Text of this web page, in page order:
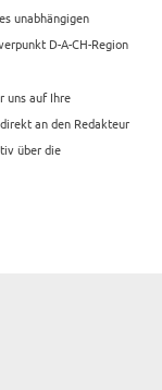
unabhängigen
D-A-CH-Region
uns auf Ihre
an den Redakteur
über die